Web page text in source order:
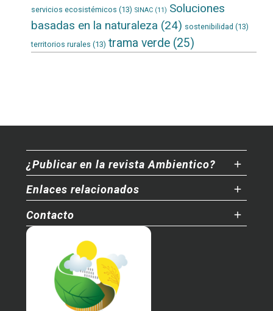
servicios ecosistémicos (13) SINAC(11) Soluciones
basadas en la naturaleza (24) sostenibilidad (13)
territorios rurales (13) trama verde(25)
¿Publicar en la revista Ambientico?
Enlaces relacionados
Contacto